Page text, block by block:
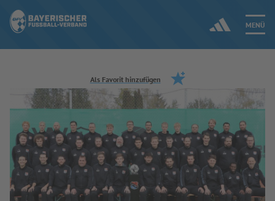
MENÜ
Jetzt einloggen
ERGEBNISSE & WETTBEWERBE
NEUIGKEITEN
SPIELBETRIEB & VERBANDSLEBEN
Als Favorit hinzufügen